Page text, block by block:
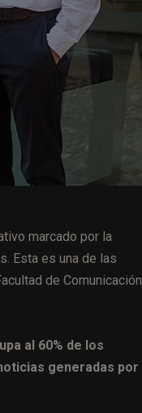
marcado por la
Esta es una de las
de Comunicación
al 60% de los
generadas por